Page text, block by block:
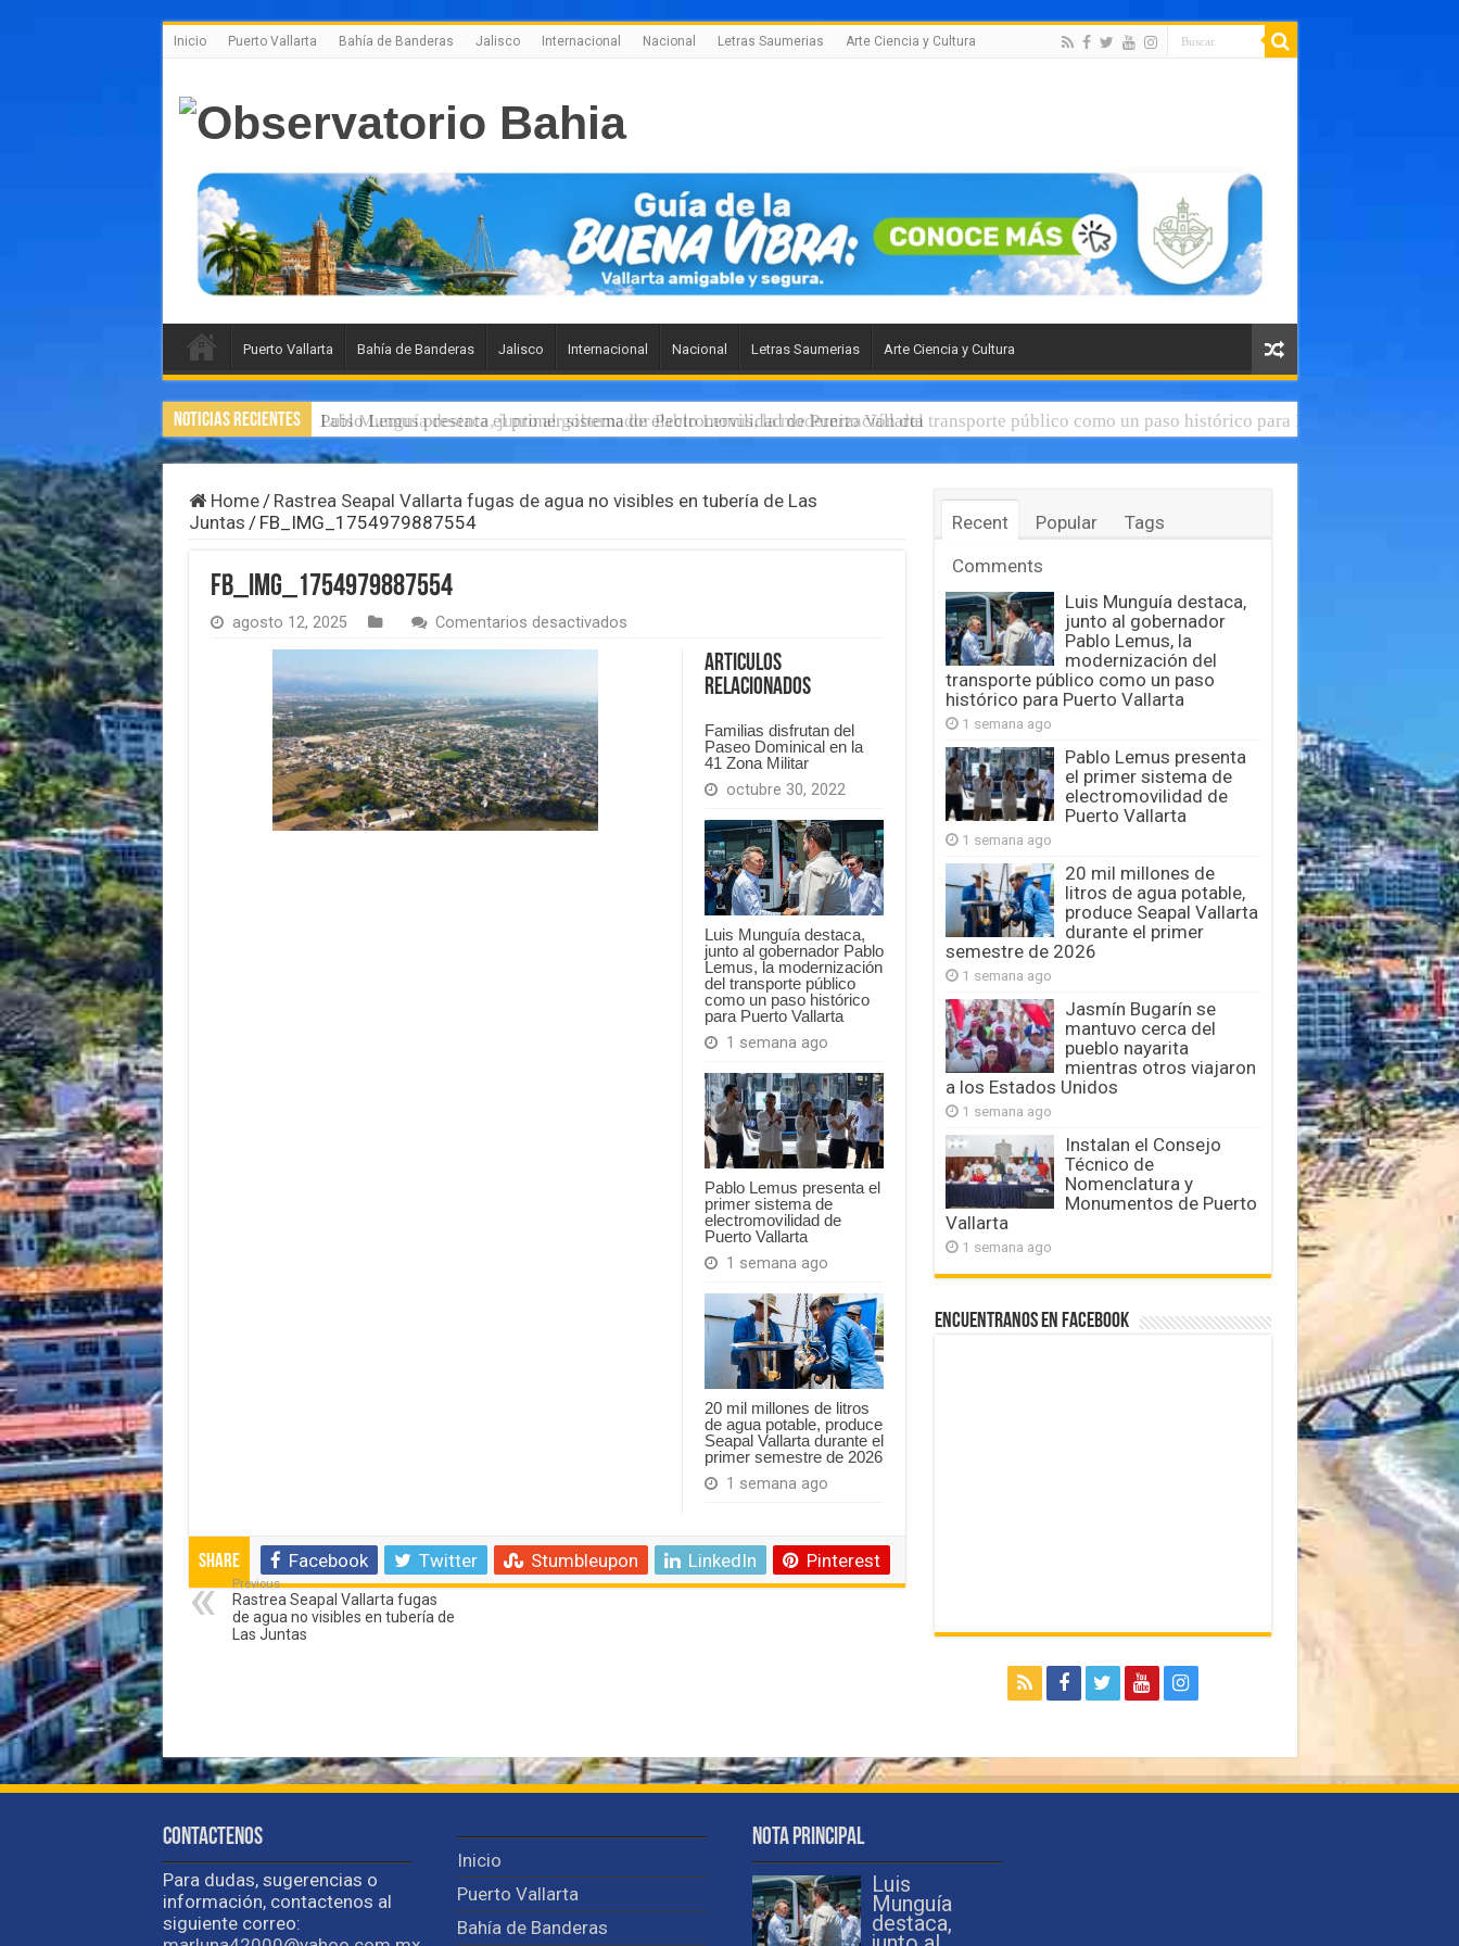
Inicio Puerto Vallarta Bahía de Banderas Jalisco Internacional Nacional Letras Saumerias Arte Ciencia y Cultura
Puerto Vallarta Bahía de Banderas Jalisco Internacional Nacional Letras Saumerias Arte Ciencia y Cultura
Noticias Recientes Pablo Lemus presenta el primer sistema de electromovilidad de Puerto Vallarta
Home/ Rastrea Seapal Vallarta fugas de agua no visibles en tubería de Las
Juntas / FB_IMG_1754979887554
FB_IMG_1754979887554
agosto 12, 2025 Comentarios desactivadosen
Articulos
Relacionados
Familias disfrutan del
Paseo Dominical en la
41 Zona Militar
octubre 30, 2022
Luis Munguía destaca,
junto al gobernador Pablo
Lemus, la modernización
del transporte público
como un paso histórico
para Puerto Vallarta
1 semana ago
Pablo Lemus presenta el
primer sistema de
electromovilidad de
Puerto Vallarta
1 semana ago
20 mil millones de litros
de agua potable, produce
Seapal Vallarta durante el
primer semestre de 2026
1 semana ago
Share Facebook Twitter Stumbleupon LinkedIn Pinterest
Previous
Rastrea Seapal Vallarta fugas
de agua no visibles en tubería de
Las Juntas
Recent Popular
Tags
Comments
Luis Munguía destaca,
junto al gobernador
Pablo Lemus, la
modernización del
transporte público como un paso
histórico para Puerto Vallarta
1 semana ago
Pablo Lemus presenta
el primer sistema de
electromovilidad de
Puerto Vallarta
1 semana ago
20 mil millones de
litros de agua potable,
produce Seapal Vallarta
durante el primer
semestre de 2026
1 semana ago
Jasmín Bugarín se
mantuvo cerca del
pueblo nayarita
mientras otros viajaron
a los Estados Unidos
1 semana ago
Instalan el Consejo
Técnico de
Nomenclatura y
Monumentos de Puerto
Vallarta
1 semana ago
Encuentranos en Facebook
Contactenos
Para dudas, sugerencias o
información, contactenos al
siguiente correo:
Inicio
Puerto Vallarta
Bahía de Banderas
Nota Principal
Luis
Munguía
destaca,